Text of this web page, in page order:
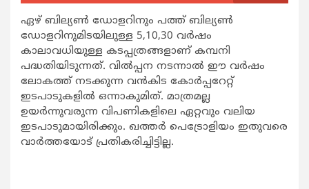
ഏഴ് ബില്യണ്‍ ഡോളറിനും പത്ത് ബില്യണ്‍
ഡോളറിനുമിടയിലുള്ള 5,10,30 വര്‍ഷം
കാലാവധിയുള്ള കടപ്പത്രങ്ങളാണ് കമ്പനി
പദ്ധതിയിടുന്നത്. വില്‍പ്പന നടന്നാല്‍ ഈ വര്‍ഷം
ലോകത്ത് നടക്കുന്ന വന്‍കിട കോര്‍പ്പറേറ്റ്
ഇടപാടുകളില്‍ ഒന്നാകുമിത്. മാത്രമല്ല
ഉയര്‍ന്നുവരുന്ന വിപണികളിലെ ഏറ്റവും വലിയ
ഇടപാടുമായിരിക്കും. ഖത്തര്‍ പെട്രോളിയം ഇതുവരെ
വാര്‍ത്തയോട് പ്രതികരിച്ചിട്ടില്ല.